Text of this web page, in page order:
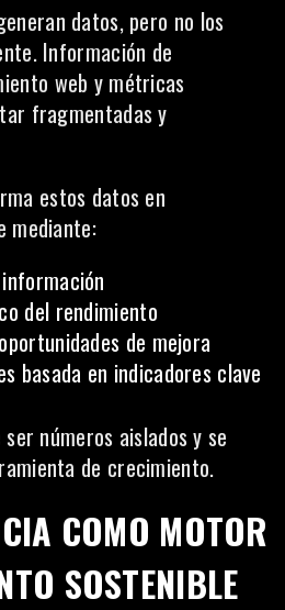
datos, pero no los
Información de
web y métricas
fragmentadas y
estos datos en
mediante:
del rendimiento
de mejora
basada en indicadores clave
números aislados y se
de crecimiento.
COMO MOTOR
SOSTENIBLE